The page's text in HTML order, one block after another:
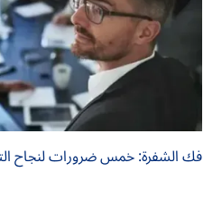
فك الشفرة: خمس ضرورات لنجاح